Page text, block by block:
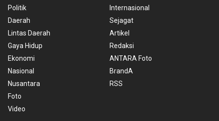
Politik
Daerah
Lintas Daerah
Gaya Hidup
Ekonomi
Nasional
Nusantara
Foto
Video
Internasional
Sejagat
Artikel
Redaksi
ANTARA Foto
BrandA
RSS